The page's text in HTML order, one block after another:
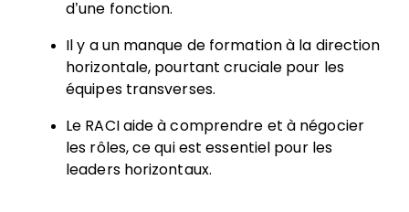
d’une fonction.
Il y a un manque de formation à la direction
horizontale, pourtant cruciale pour les
équipes transverses.
Le RACI aide à comprendre et à négocier
les rôles, ce qui est essentiel pour les
leaders horizontaux.